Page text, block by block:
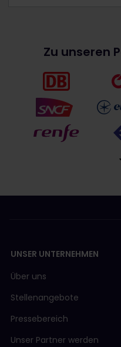
Zu unseren
UNSER UNTERNEHMEN
Über uns
Stellenangebote
Pressebereich
Unser Partner werden